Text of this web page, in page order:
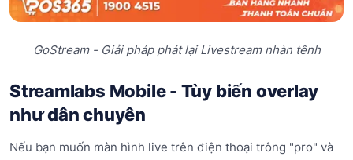
GoStream - Giải pháp phát lại Livestream nhàn tênh
Streamlabs Mobile - Tùy biến overlay
như dân chuyên
Nếu bạn muốn màn hình live trên điện thoại trông "pro" và